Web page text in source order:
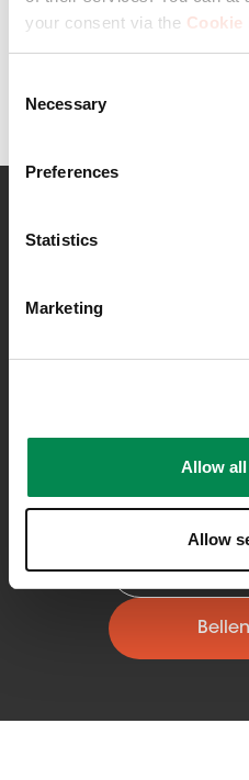
your consent via the Cookie
Selection
Necessary
Preferences
Statistics
Marketing
Allow
Allow
Flexibel en gemakkelijk
Veiligheid dankzij TÜV
Toekomstbestendige
Neem
Kees Jan
Mail
Bellen